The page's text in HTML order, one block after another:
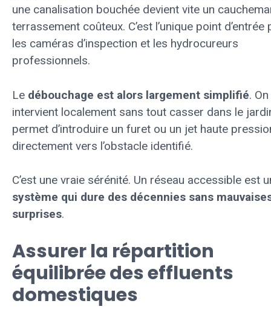
une canalisation bouchée devient vite un
terrassement coûteux. C’est l’unique point d’entrée
les caméras d’inspection et les hydrocureurs
professionnels.
Le débouchage est alors largement simplifié. On
intervient localement sans tout casser dans le
permet d’introduire un furet ou un jet haute
directement vers l’obstacle identifié.
C’est une vraie sérénité. Un réseau accessible est
système qui dure des décennies sans
surprises.
Assurer la répartition
équilibrée des effluents
domestiques